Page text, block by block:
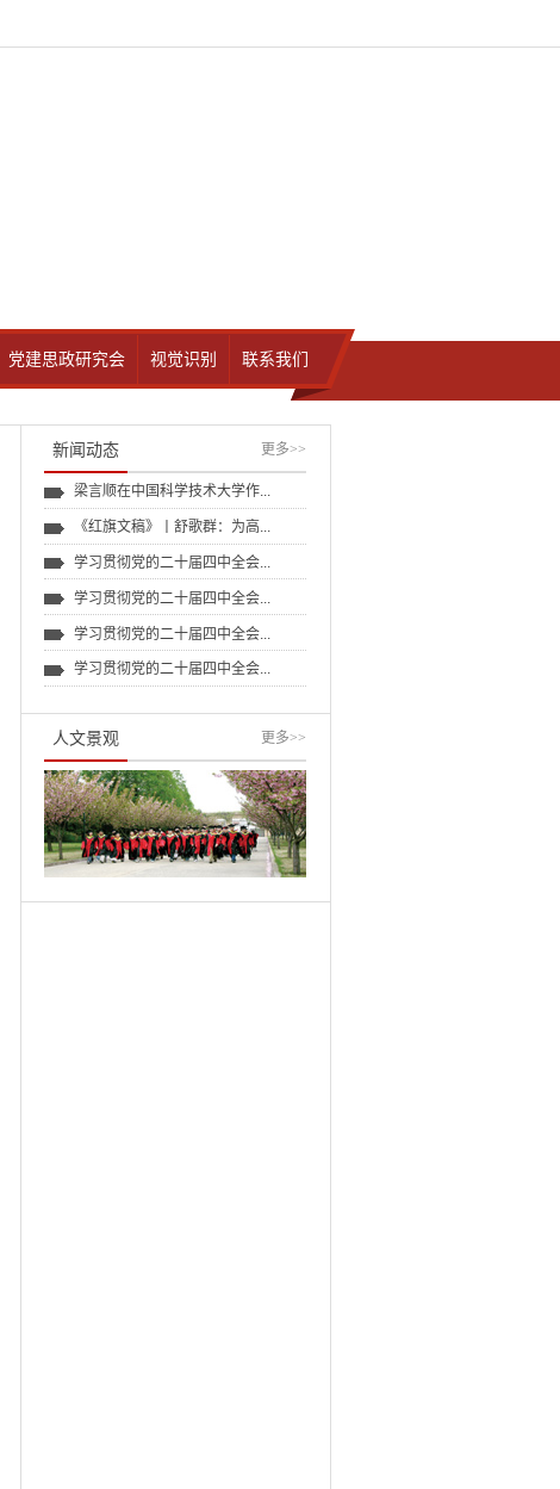
党建思政研究会 视觉识别 联系我们
新闻动态 更多>>
梁言顺在中国科学技术大学作...
《红旗文稿》丨舒歌群：为高...
学习贯彻党的二十届四中全会...
学习贯彻党的二十届四中全会...
学习贯彻党的二十届四中全会...
学习贯彻党的二十届四中全会...
人文景观 更多>>